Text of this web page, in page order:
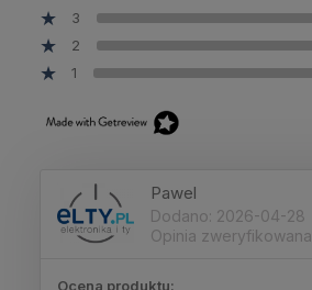
3
2
1
Pawel
Dodano: 2026-04-28
Opinia zweryfikowana
Ocena produktu: